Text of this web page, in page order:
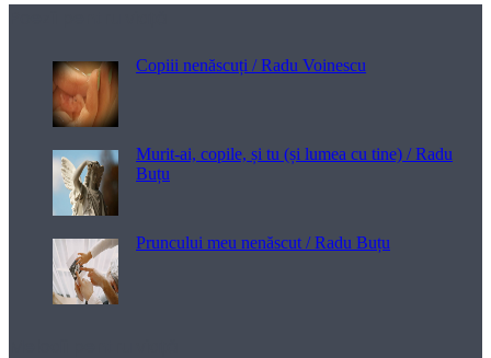
Copiii nenăscuți / Radu Voinescu
Murit-ai, copile, și tu (și lumea cu tine) / Radu
Buțu
Pruncului meu nenăscut / Radu Buțu